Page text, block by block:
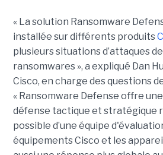
« La solution Ransomware
installée sur différents produits
plusieurs situations d’attaques
ransomwares », a expliqué Dan
Cisco, en charge des questions
« Ransomware Defense offre
défense tactique et stratégique
possible d’une équipe
équipements Cisco et les